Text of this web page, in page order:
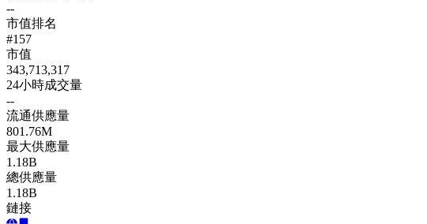
--
市值排名
#157
市值
343,713,317
24小時成交量
--
流通供應量
801.76M
最大供應量
1.18B
總供應量
1.18B
鏈接